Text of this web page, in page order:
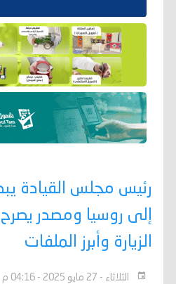
رئيس مجلس القيادة
إلى روسيا ومصدر يصرح
الزيارة وأبرز الملفات
الثلاثاء - 27 مايو 2025 - 04:16 م بتوقيت عدن